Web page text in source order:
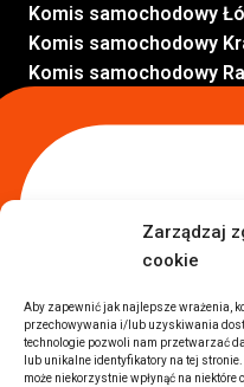
Zarządzaj
cookie
Aby zapewnić jak najlepsze wrażenia,
przechowywania i/lub uzyskiwania
technologie pozwoli nam przetwarzać
lub unikalne identyfikatory na tej
może niekorzystnie wpłynąć na niektóre
Komis samochodowy
Komis samochodowy
Komis samochodowy
Komis samochodowy
Komis samochodowy
Inne Lokalizacje
Auta z USA Rzeszów
Auta z USA Białystok
Auta z USA Kraków